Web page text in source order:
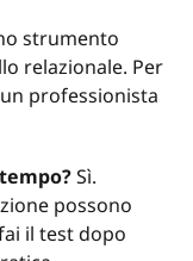
strumento
relazionale. Per
professionista
Sì.
possono
il test dopo